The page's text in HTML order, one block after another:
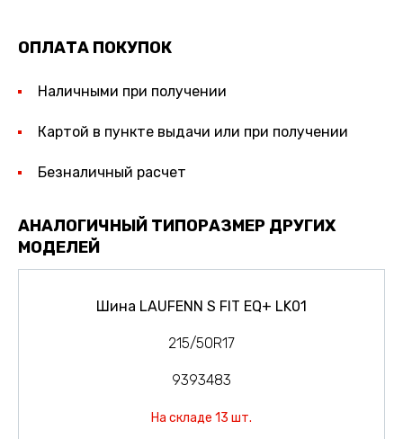
ОПЛАТА ПОКУПОК
Наличными при получении
Картой в пункте выдачи или при получении
Безналичный расчет
АНАЛОГИЧНЫЙ ТИПОРАЗМЕР ДРУГИХ
МОДЕЛЕЙ
Шина LAUFENN S FIT EQ+ LK01
215/50R17
9393483
На складе 13 шт.